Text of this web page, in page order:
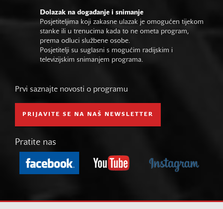
Dolazak na događanje i snimanje
Posjetiteljima koji zakasne ulazak je omogućen tijekom
stanke ili u trenucima kada to ne ometa program,
prema odluci službene osobe.
Posjetitelji su suglasni s mogućim radijskim i
televizijskim snimanjem programa.
Prvi saznajte novosti o programu
PRIJAVITE SE NA NAŠ NEWSLETTER
Pratite nas